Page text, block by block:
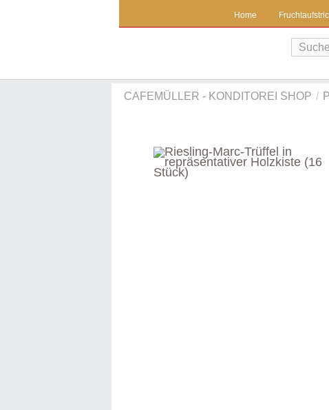
Home
CAFEMÜLLER - KONDITOREI SHOP /